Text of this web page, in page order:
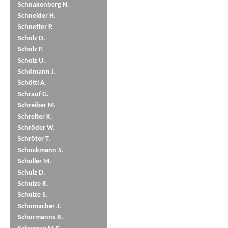
Schnakenberg N.
Schneider H.
Schnetter P.
Scholz D.
Scholz P.
Scholz U.
Schömann J.
Schöttl A.
Schrauf G.
Schreiber M.
Schreiter K.
Schröder W.
Schröter T.
Schuckmann S.
Schüller M.
Schulz D.
Schulze R.
Schulze S.
Schumacher J.
Schürmanns R.